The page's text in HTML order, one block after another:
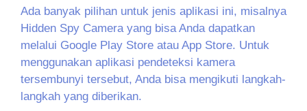
Ada banyak pilihan untuk jenis aplikasi ini, misalnya
Hidden Spy Camera yang bisa Anda dapatkan
melalui Google Play Store atau App Store. Untuk
menggunakan aplikasi pendeteksi kamera
tersembunyi tersebut, Anda bisa mengikuti langkah-
langkah yang diberikan.